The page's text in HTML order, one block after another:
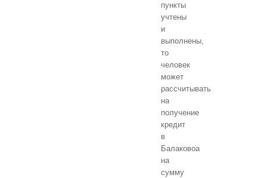
пункты
учтены
и
выполнены,
то
человек
может
рассчитывать
на
получение
кредит
в
Балаковоа
на
сумму